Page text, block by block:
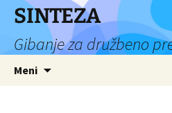
Preskoči
vsebino
SINTEZA
Gibanje za družbeno
Meni